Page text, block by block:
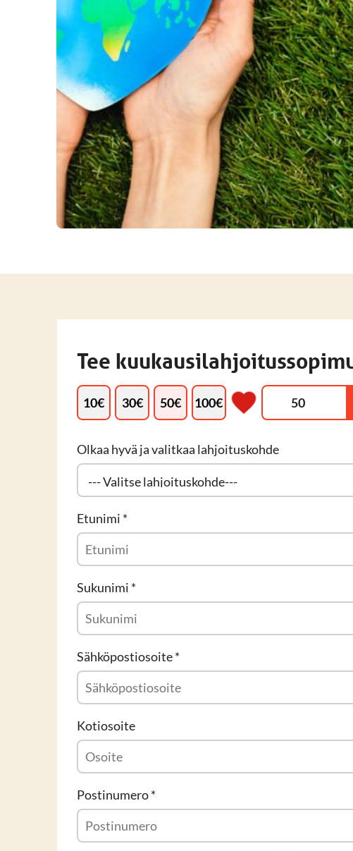
Tee
Olkaa hyvä ja valitkaa lahjoituskohde
10€ 30€ 50€ 100€
Etunimi *
Sukunimi *
Sähköpostiosoite*
Kotiosoite
Postinumero*